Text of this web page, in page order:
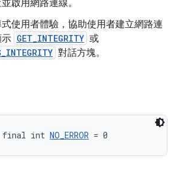
啟用網路連線。
使用者體驗，協助使用者建立網路連
GET_INTEGRITY 或
對話方塊。
final int NO_ERROR = 0